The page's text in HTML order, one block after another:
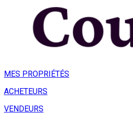
MES PROPRIÉTÉS
ACHETEURS
VENDEURS